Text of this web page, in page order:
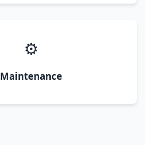
⚙️
Maintenance